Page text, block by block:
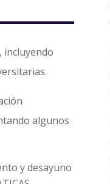
incluyendo
algunos
y desayuno